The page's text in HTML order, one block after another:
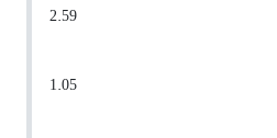
2.59
1.05